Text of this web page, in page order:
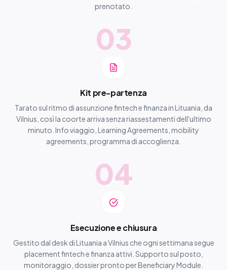
prenotato.
03
Kit pre-partenza
Tarato sul ritmo di assunzione fintech e finanza in Lituania, da
Vilnius, così la coorte arriva senza riassestamenti dell'ultimo
minuto. Info viaggio, Learning Agreements, mobility
agreements, programma di accoglienza.
04
Esecuzione e chiusura
Gestito dal desk di Lituania a Vilnius che ogni settimana segue
placement fintech e finanza attivi. Supporto sul posto,
monitoraggio, dossier pronto per Beneficiary Module.